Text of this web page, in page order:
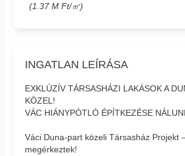
(1.37 M Ft/㎡)
INGATLAN LEÍRÁSA
EXKLÚZÍV TÁRSASHÁZI LAKÁSOK A
KÖZEL!
VÁC HIÁNYPÓTLÓ ÉPÍTKEZÉSE
Váci Duna-part közeli Társasház Projekt
megérkeztek!